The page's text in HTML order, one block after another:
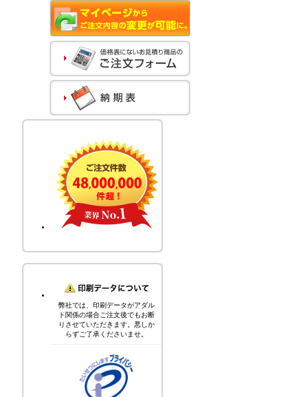
弊社では、印刷データがアダル
ト関係の場合ご注文後でもお断
りさせていただきます。悪しか
らずご了承くださいませ。